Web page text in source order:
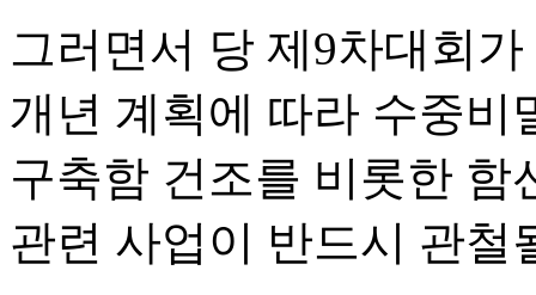
그러면서 당 제9차대회
개년 계획에 따라 수중비
구축함 건조를 비롯한 함
관련 사업이 반드시 관철